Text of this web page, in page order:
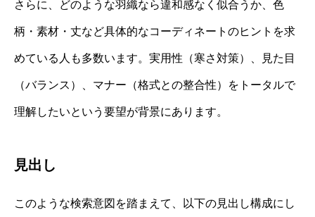
さらに、どのような羽織なら違和感なく似合うか、色
柄・素材・丈など具体的なコーディネートのヒントを求
めている人も多数います。実用性（寒さ対策）、見た目
（バランス）、マナー（格式との整合性）をトータルで
理解したいという要望が背景にあります。
見出し
このような検索意図を踏まえて、以下の見出し構成にし